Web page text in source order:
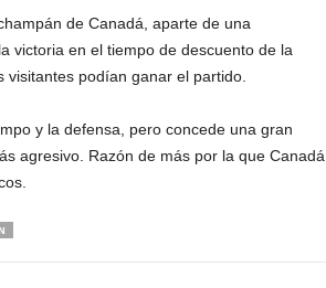
de Canadá, aparte de una
victoria en el tiempo de descuento de la
podían ganar el partido.
y la defensa, pero concede una gran
agresivo. Razón de más por la que Canadá